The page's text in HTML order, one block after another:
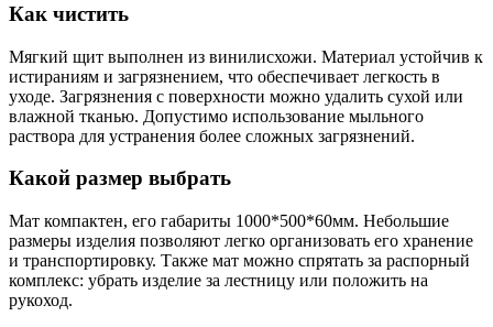
Как чистить
Мягкий щит выполнен из винилисхожи. Материал устойчив к
истираниям и загрязнением, что обеспечивает легкость в
уходе. Загрязнения с поверхности можно удалить сухой или
влажной тканью. Допустимо использование мыльного
раствора для устранения более сложных загрязнений.
Какой размер выбрать
Мат компактен, его габариты 1000*500*60мм. Небольшие
размеры изделия позволяют легко организовать его хранение
и транспортировку. Также мат можно спрятать за распорный
комплекс: убрать изделие за лестницу или положить на
рукоход.